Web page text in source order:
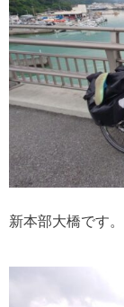
新本部大橋です。